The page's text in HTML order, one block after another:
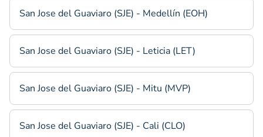
San Jose del Guaviaro (SJE) - Medellín (EOH)
San Jose del Guaviaro (SJE) - Leticia (LET)
San Jose del Guaviaro (SJE) - Mitu (MVP)
San Jose del Guaviaro (SJE) - Cali (CLO)